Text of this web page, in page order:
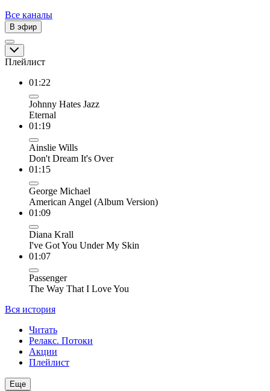
Все каналы
В эфир
Плейлист
01:22
Johnny Hates Jazz
Eternal
01:19
Ainslie Wills
Don't Dream It's Over
01:15
George Michael
American Angel (Album Version)
01:09
Diana Krall
I've Got You Under My Skin
01:07
Passenger
The Way That I Love You
Вся история
Читать
Релакс. Потоки
Акции
Плейлист
Еще